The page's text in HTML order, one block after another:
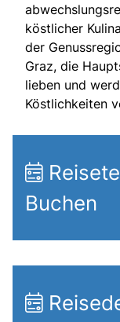
köstlicher
der
Graz, die
lieben und
Köstlichkeiten
Buchen